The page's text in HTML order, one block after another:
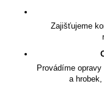
Zajišťujeme
Provádíme
a